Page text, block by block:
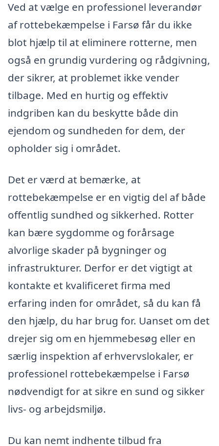
Ved at vælge en professionel leverandør
af rottebekæmpelse i Farsø får du ikke
blot hjælp til at eliminere rotterne, men
også en grundig vurdering og rådgivning,
der sikrer, at problemet ikke vender
tilbage. Med en hurtig og effektiv
indgriben kan du beskytte både din
ejendom og sundheden for dem, der
opholder sig i området.
Det er værd at bemærke, at
rottebekæmpelse er en vigtig del af både
offentlig sundhed og sikkerhed. Rotter
kan bære sygdomme og forårsage
alvorlige skader på bygninger og
infrastrukturer. Derfor er det vigtigt at
kontakte et kvalificeret firma med
erfaring inden for området, så du kan få
den hjælp, du har brug for. Uanset om det
drejer sig om en hjemmebesøg eller en
særlig inspektion af erhvervslokaler, er
professionel rottebekæmpelse i Farsø
nødvendigt for at sikre en sund og sikker
livs- og arbejdsmiljø.
Du kan nemt indhente tilbud fra